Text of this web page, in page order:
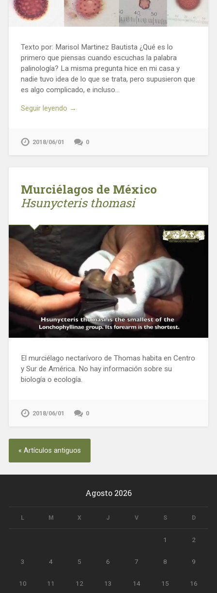
Texto por: Marisol Martinez Bautista ¿Qué es lo
primero que piensas cuando escuchas la palabra
palinología? La misma pregunta hice en mi casa y
nadie tuvo idea de lo que se trata, pero supusieron que
es algo complicado, e incluso…
Seguir leyendo →
2018/06/01 0
Murciélagos de México
Hsunycteris thomasi
El murciélago nectarívoro de Thomas habita en Centro
y Sur de América. No hay información sobre su
biología o ecología.
2018/06/01 0
« Artículos antiguos
Agosto 2026
L M X J V S D
1 2
3 4 5 6 7 8 9
10 11 12 13 14 15 16